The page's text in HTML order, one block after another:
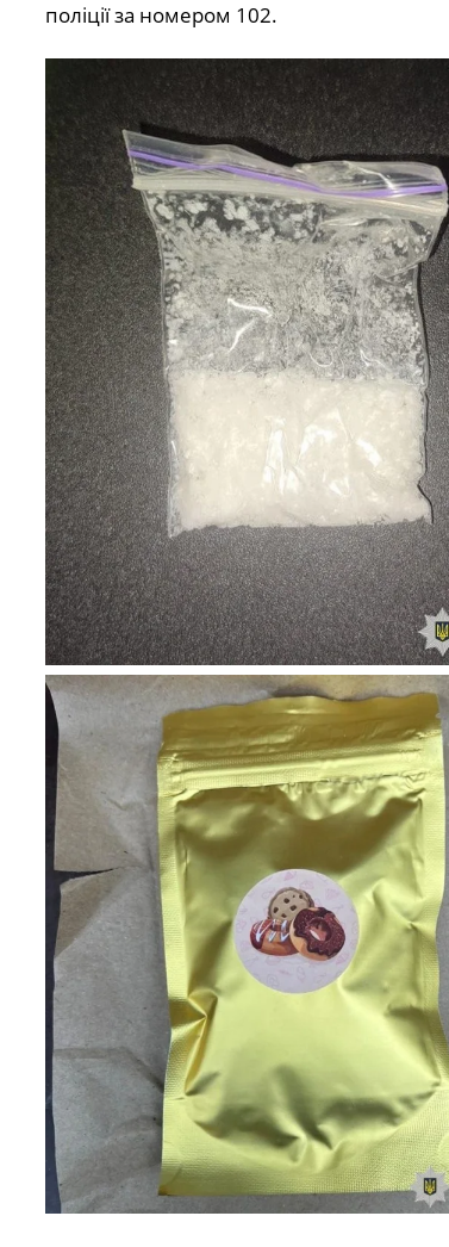
поліції за номером 102.